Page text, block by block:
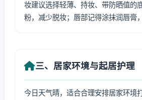
妆建议选择轻薄、持妆、带防晒值的
粉，减少脱妆；唇部记得涂抹润唇膏
三、居家环境与起居护理
今日天气晴，适合合理安排居家环境